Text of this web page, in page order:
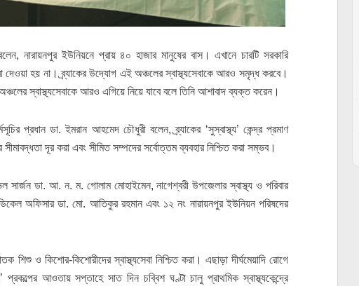
নারায়নপুর ইউনিয়নে প্রায় ৪০ হাজার মানুষের বাস। এখানে চারটি সরকারি
দেওয়া হয় না। ব্র্যাকের উদ্যোগ এই অঞ্চলের স্বাস্থ্যসেবাকে আরও সমৃদ্ধ করবে।
স্বাস্থ্যসেবাকে আরও এগিয়ে নিয়ে যাবে বলে তিনি আশাবাদ ব্যক্ত করেন।
প্রধান ডা. ইমরান আহমেদ চৌধুরী বলেন, ব্র্যাকের ‘সুস্বাস্থ্য’ কেন্দ্র প্রমাণ
দূর করা এবং সীমিত সম্পদের সর্বোত্তম ব্যবহার নিশ্চিত করা সম্ভব।
ডা. আ. ন. ম. গোলাম মোহাইমেন, নাগেশ্বরী উপজেলার স্বাস্থ্য ও পরিবার
অফিসার ডা. মো. আতিকুর রহমান এবং ১২ নং নারায়নপুর ইউনিয়ন পরিষদের
ও কিশোর-কিশোরীদের স্বাস্থ্যসেবা নিশ্চিত করা। এছাড়া দীর্ঘমেয়াদি রোগে
আওতায় সপ্তাহে সাত দিন চব্বিশ ঘণ্টা চালু প্রাথমিক স্বাস্থ্যকেন্দ্রে